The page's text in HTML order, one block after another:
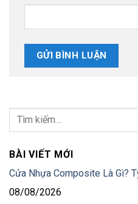
BÀI VIẾT MỚI
Cửa Nhựa Composite Là Gì?
08/08/2026